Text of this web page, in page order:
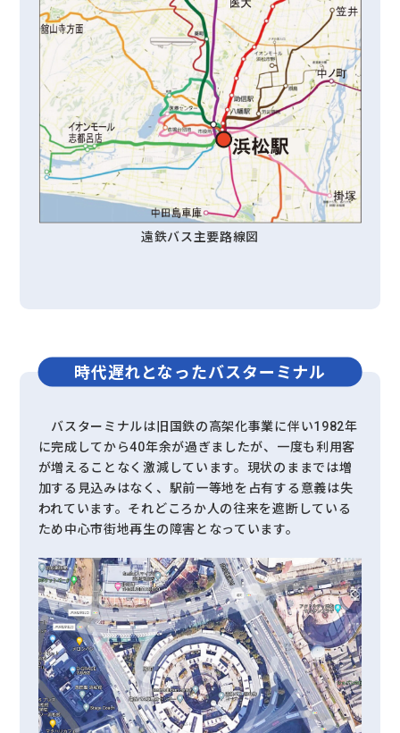
遠鉄バス主要路線図
時代遅れとなったバスターミナル
バスターミナルは旧国鉄の高架化事業に伴い1982年
に完成してから40年余が過ぎましたが、一度も利用客
が増えることなく激減しています。現状のままでは増
加する見込みはなく、駅前一等地を占有する意義は失
われています。それどころか人の往来を遮断している
ため中心市街地再生の障害となっています。